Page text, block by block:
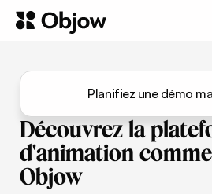
Découvrez la
d'animation
Objow
Planifiez une démo